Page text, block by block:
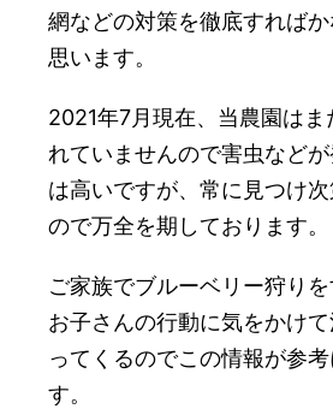
網などの対策を徹底すれば
思います。
2021年7月現在、当農園はま
れていませんので害虫など
は高いですが、常に見つけ
ので万全を期しております。
ご家族でブルーベリー狩り
お子さんの行動に気をかけ
ってくるのでこの情報が参
す。